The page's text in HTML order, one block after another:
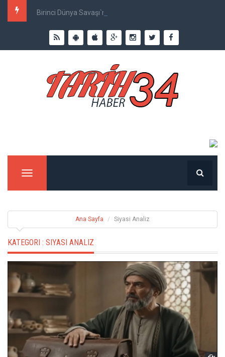
Birinci Dünya Savaşı`nda Ne Kadar İnsan Öldü?
Menu
Ana Sayfa Siyasi Analiz
KATEGORI : SIYASI ANALIZ